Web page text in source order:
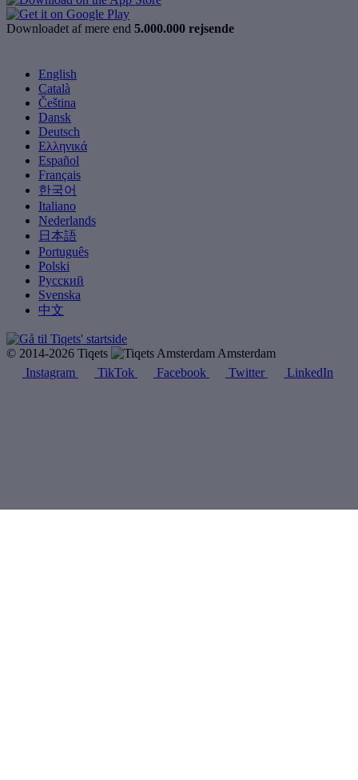
Downloadet af mere end 5.000.000 rejsende
English
Català
Čeština
Dansk
Deutsch
Ελληνικά
Español
Français
한국어
Italiano
Nederlands
日本語
Português
Polski
Русский
Svenska
中文
© 2014-2026 Tiqets
Amsterdam
Instagram
TikTok Facebook Twitter LinkedIn